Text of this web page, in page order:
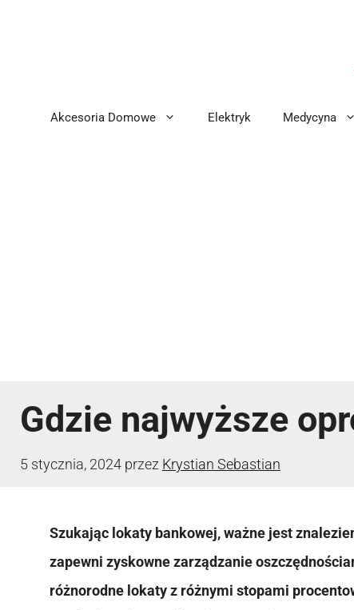
Akcesoria Domowe Elektryk Medycyna
Gdzie najwyższe
5 stycznia, 2024 przez Krystian Sebastian
Szukając lokaty bankowej, ważne jest
zapewni zyskowne zarządzanie
różnorodne lokaty z różnymi stopami